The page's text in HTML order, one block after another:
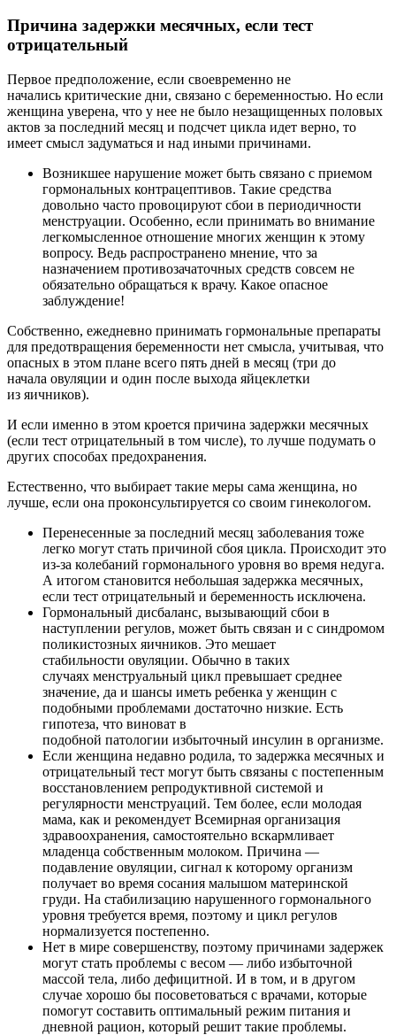
Причина задержки месячных, если тест
отрицательный
Первое предположение, если своевременно не
начались критические дни, связано с беременностью. Но если
женщина уверена, что у нее не было незащищенных половых
актов за последний месяц и подсчет цикла идет верно, то
имеет смысл задуматься и над иными причинами.
Возникшее нарушение может быть связано с приемом
гормональных контрацептивов. Такие средства
довольно часто провоцируют сбои в периодичности
менструации. Особенно, если принимать во внимание
легкомысленное отношение многих женщин к этому
вопросу. Ведь распространено мнение, что за
назначением противозачаточных средств совсем не
обязательно обращаться к врачу. Какое опасное
заблуждение!
Собственно, ежедневно принимать гормональные препараты
для предотвращения беременности нет смысла, учитывая, что
опасных в этом плане всего пять дней в месяц (три до
начала овуляции и один после выхода яйцеклетки
из яичников).
И если именно в этом кроется причина задержки месячных
(если тест отрицательный в том числе), то лучше подумать о
других способах предохранения.
Естественно, что выбирает такие меры сама женщина, но
лучше, если она проконсультируется со своим гинекологом.
Перенесенные за последний месяц заболевания тоже
легко могут стать причиной сбоя цикла. Происходит это
из-за колебаний гормонального уровня во время недуга.
А итогом становится небольшая задержка месячных,
если тест отрицательный и беременность исключена.
Гормональный дисбаланс, вызывающий сбои в
наступлении регулов, может быть связан и с синдромом
поликистозных яичников. Это мешает
стабильности овуляции. Обычно в таких
случаях менструальный цикл превышает среднее
значение, да и шансы иметь ребенка у женщин с
подобными проблемами достаточно низкие. Есть
гипотеза, что виноват в
подобной патологии избыточный инсулин в организме.
Если женщина недавно родила, то задержка месячных и
отрицательный тест могут быть связаны с постепенным
восстановлением репродуктивной системой и
регулярности менструаций. Тем более, если молодая
мама, как и рекомендует Всемирная организация
здравоохранения, самостоятельно вскармливает
младенца собственным молоком. Причина —
подавление овуляции, сигнал к которому организм
получает во время сосания малышом материнской
груди. На стабилизацию нарушенного гормонального
уровня требуется время, поэтому и цикл регулов
нормализуется постепенно.
Нет в мире совершенству, поэтому причинами задержек
могут стать проблемы с весом — либо избыточной
массой тела, либо дефицитной. И в том, и в другом
случае хорошо бы посоветоваться с врачами, которые
помогут составить оптимальный режим питания и
дневной рацион, который решит такие проблемы.